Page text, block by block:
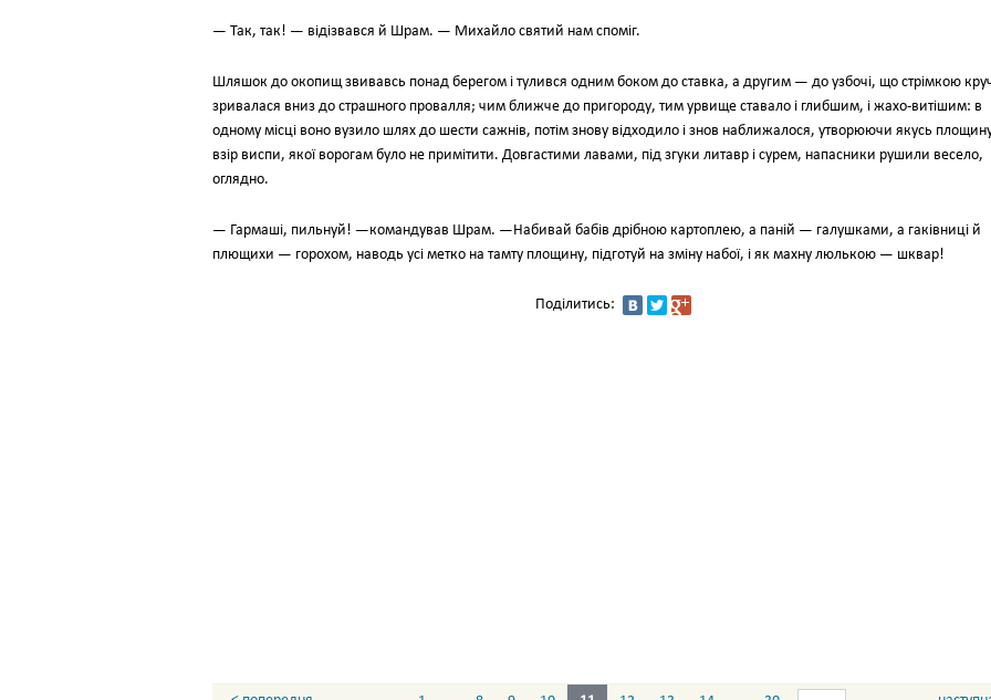
— Так, так! — відізвався й Шрам. — Михайло святий нам споміг.
Шляшок до окопищ звивавсь понад берегом і тулився одним боком до ставка, а другим — до узбочі, що стрімкою
зривалася вниз до страшного провалля; чим ближче до пригороду, тим урвище ставало і глибшим, і жахо-витішим: в
одному місці воно вузило шлях до шести сажнів, потім знову відходило і знов наближалося, утворюючи якусь
взір виспи, якої ворогам було не примітити. Довгастими лавами, під згуки литавр і сурем, напасники рушили весело,
оглядно.
— Гармаші, пильнуй! —командував Шрам. —Набивай бабів дрібною картоплею, а паній — галушками, а гаківниці й
плющихи — горохом, наводь усі метко на тамту площину, підготуй на зміну набої, і як махну люлькою — шквар!
Поділитись: